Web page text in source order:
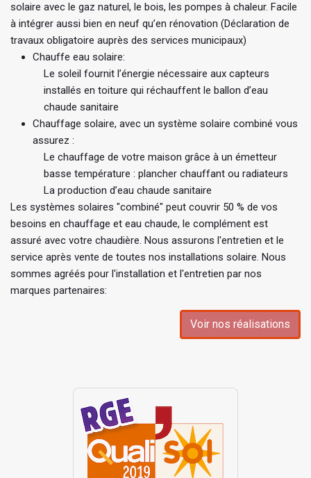
solaire avec le gaz naturel, le bois, les pompes à chaleur. Facile
à intégrer aussi bien en neuf qu’en rénovation (Déclaration de
travaux obligatoire auprès des services municipaux)
Chauffe eau solaire:
Le soleil fournit l’énergie nécessaire aux capteurs
installés en toiture qui réchauffent le ballon d’eau
chaude sanitaire
Chauffage solaire, avec un système solaire combiné vous
assurez :
Le chauffage de votre maison grâce à un émetteur
basse température : plancher chauffant ou radiateurs
La production d’eau chaude sanitaire
Les systèmes solaires "combiné" peut couvrir 50 % de vos
besoins en chauffage et eau chaude, le complément est
assuré avec votre chaudière. Nous assurons l'entretien et le
service après vente de toutes nos installations solaire. Nous
sommes agréés pour l'installation et l'entretien par nos
marques partenaires:
Voir nos réalisations